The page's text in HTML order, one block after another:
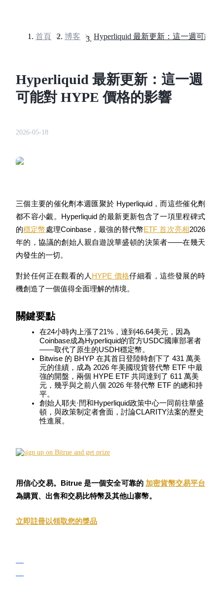
幣本位永續
TradFi
美股、外匯、貴金屬及大宗商品衍生性商品
USDC永續
首頁 > 博客 >
Hyperliquid 最新更新：這一週
可能對 HYPE 價格的影響
2026-05-18
三個主要的催化劑本週匯聚於 Hyperliquid，而這些催化劑
都不容小覷。Hyperliquid 的最新更新包含了一項里程碑式
的穩定幣處理Coinbase，最強的替代幣ETF 首次亮相2026
年的，協議的創始人親自遊說華盛頓的決策者——在幾天
內發生的一切。
對於任何正在觀看的人 HYPE 價格仔細看，這些發展的時
機創造了一個值得全面理解的情境。
關鍵要點
在24小時內上漲了21%，達到46.64美元，因為
Coinbase成為Hyperliquid的官方USDC國庫部署者
——取代了原生的USDH穩定幣。
Bitwise 的 BHYP 在其首日登陸時創下了 431 萬美
元的佳績，成為 2026 年美國現貨替代幣 ETF 中最
強的開盤，兩個 HYPE ETF 共同達到了 611 萬美
元，幾乎與之前八個 2026 年替代幣 ETF 的總和持
平。
創始人耶夫·閆和Hyperliquid政策中心一同前往華盛
頓，與政策制定者會面，討論CLARITY法案的歷史
性進展。
用信心交易。Bitrue 是一個安全可靠的 加密貨幣交易平台
為購買、出售和交易比特幣及其他山寨幣。
立即註冊以領取您的獎品